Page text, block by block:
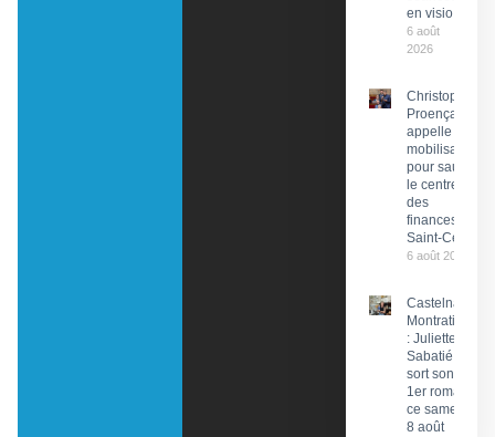
en visio
6 août
2026
Christophe
Proença
appelle à la
mobilisation
pour sauver
le centre
des
finances de
Saint-Céré
6 août 2026
Castelnau-
Montratier
: Juliette
Sabatié
sort son
1er roman
ce samedi
8 août